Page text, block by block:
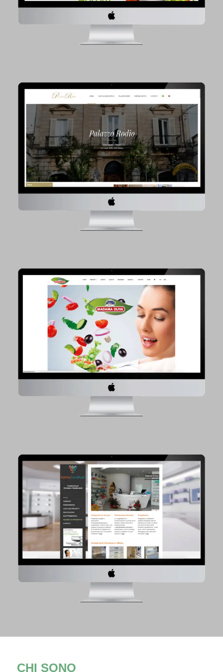
CHI SONO